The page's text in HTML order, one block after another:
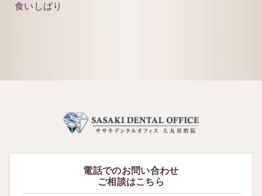
食いしばり
電話でのお問い合わせ
ご相談はこちら